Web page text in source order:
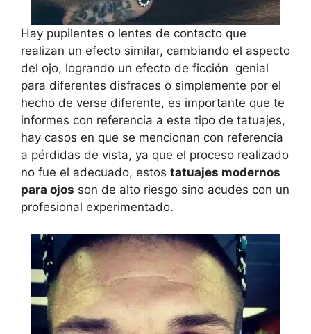
Hay pupilentes o lentes de contacto que
realizan un efecto similar, cambiando el aspecto
del ojo, logrando un efecto de ficción genial
para diferentes disfraces o simplemente por el
hecho de verse diferente, es importante que te
informes con referencia a este tipo de tatuajes,
hay casos en que se mencionan con referencia
a pérdidas de vista, ya que el proceso realizado
no fue el adecuado, estos tatuajes modernos
para ojos son de alto riesgo sino acudes con un
profesional experimentado.